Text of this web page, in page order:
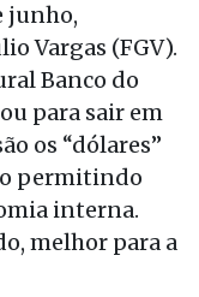
junho,
Vargas (FGV).
Banco do
para sair em
os “dólares”
permitindo
interna.
melhor para a